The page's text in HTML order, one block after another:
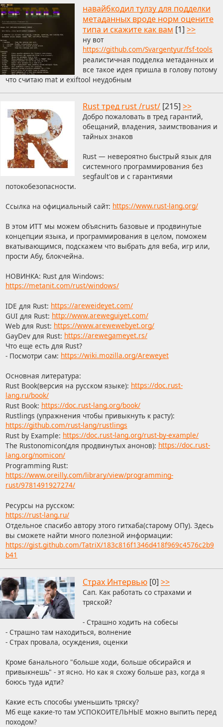
навайбкодил тулзу для подделки
метаданных вроде норм оцените
типа и скажите как вам [1] >>
ну вот
https://github.com/Svargentyur/fsf-tools
реалистичная подделка метаданных и
все такое идея пришла в голову потому
что считаю mat и exiftool неудобным
Rust тред rust /rust/ [215] >>
Добро пожаловать в тред гарантий,
обещаний, владения, заимствования и
тайных знаков
Rust — невероятно быстрый язык для
системного программирования без
segfault'ов и с гарантиями
потокобезопасности.
Ссылка на официальный сайт: https://www.rust-lang.org/
В этом ИТТ мы можем объяснить базовые и продвинутые
концепции языка, и программирования в целом, поможем
вкатывающимся, подскажем что выбрать для веба, игр или,
прости Абу, блокчейна.
НОВИНКА: Rust для Windows:
https://metanit.com/rust/windows/
IDE для Rust: https://areweideyet.com/
GUI для Rust: http://www.areweguiyet.com/
Web для Rust: https://www.arewewebyet.org/
GayDev для Rust: https://arewegameyet.rs/
Что еще есть для Rust?
- Посмотри сам: https://wiki.mozilla.org/Areweyet
Основная литература:
Rust Book(версия на русском языке): https://doc.rust-
lang.ru/book/
Rust Book: https://doc.rust-lang.org/book/
Rustlings (упражнения чтобы привыкнуть к расту):
https://github.com/rust-lang/rustlings
Rust by Example: https://doc.rust-lang.org/rust-by-example/
The Rustonomicon(для продвинутых анонов): https://doc.rust-
lang.org/nomicon/
Programming Rust:
https://www.oreilly.com/library/view/programming-
rust/9781491927274/
Ресурсы на русском:
https://rust-lang.ru/
Отдельное спасибо автору этого гитхаба(старому ОПу). Здесь
вы сможете найти много полезной информации:
https://gist.github.com/TatriX/183c816f1346d418f969c4576c2b9
b41
Страх Интервью [0] >>
Сап. Как работать со страхами и
тряской?
- Страшно ходить на собесы
- Страшно там находиться, волнение
- Страх провала, осуждения, оценки
Кроме банального "больше ходи, больше обсирайся и
привыкнешь" - эт ясно. Но как я схожу больше раз, когда я
боюсь туда идти?
Какие есть способы уменьшить тряску?
Мб еще какие-то там УСПОКОИТЕЛЬНЫЕ можно выпить перед
походом?